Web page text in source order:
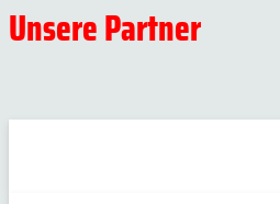
Unsere Partner